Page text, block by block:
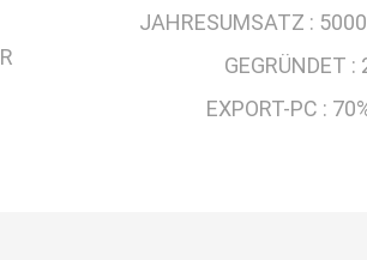
JAHRESUMSATZ :
GEGRÜNDET :
EXPORT-PC :